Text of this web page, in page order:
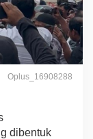
Oplus_16908288
dibentuk